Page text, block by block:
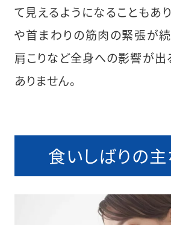
て見えるようになることもあり
や首まわりの筋肉の緊張が続
肩こりなど全身への影響が出
ありません。
食いしばりの